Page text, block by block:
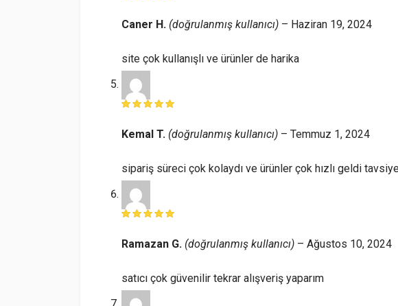
Caner H. (doğrulanmış kullanıcı) – Haziran 19, 2024
site çok kullanışlı ve ürünler de harika
Kemal T. (doğrulanmış kullanıcı) – Temmuz 1, 2024
sipariş süreci çok kolaydı ve ürünler çok hızlı geldi
Ramazan G. (doğrulanmış kullanıcı) – Ağustos 10, 2024
satıcı çok güvenilir tekrar alışveriş yaparım